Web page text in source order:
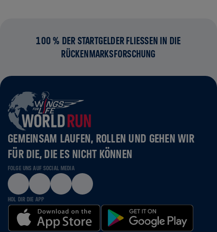
100 % DER STARTGELDER FLIESSEN IN DIE R
ÜCKENMARKSFORSCHUNG
GEMEINSAM LAUFEN, ROLLEN UND GEHEN WIR
FÜR DIE, DIE ES NICHT KÖNNEN
FOLGE UNS AUF SOCIAL MEDIA
HOL DIR DIE APP